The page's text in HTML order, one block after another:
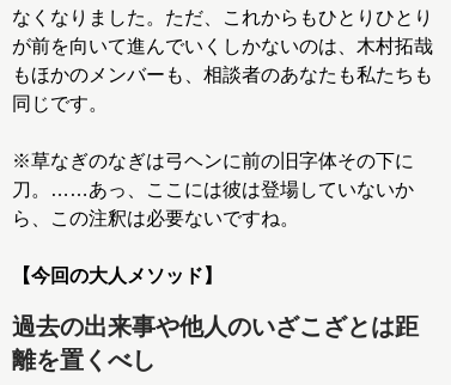
なくなりました。ただ、これからもひとりひとり
が前を向いて進んでいくしかないのは、木村拓哉
もほかのメンバーも、相談者のあなたも私たちも
同じです。
※草なぎのなぎは弓ヘンに前の旧字体その下に
刀。……あっ、ここには彼は登場していないか
ら、この注釈は必要ないですね。
【今回の大人メソッド】
過去の出来事や他人のいざこざとは距
離を置くべし